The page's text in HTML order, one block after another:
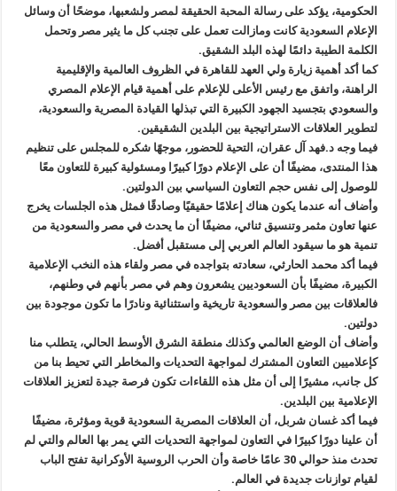
الحكومية، يؤكد على رسالة المحبة الحقيقة لمصر ولشعبها، موضحًا أن وسائل
الإعلام السعودية كانت ومازالت تعمل على تجنب كل ما يثير مصر وتحمل
الكلمة الطيبة دائمًا لهذه البلد الشقيق.
كما أكد أهمية زيارة ولي العهد للقاهرة في الظروف العالمية والإقليمية
الراهنة، واتفق مع رئيس الأعلى للإعلام على أهمية قيام الإعلام المصري
والسعودي بتجسيد الجهود الكبيرة التي تبذلها القيادة المصرية والسعودية،
لتطوير العلاقات الاستراتيجية بين البلدين الشقيقين.
فيما وجه د.فهد آل عقران، التحية للحضور، موجهًا شكره للمجلس على تنظيم
هذا المنتدى، مضيفًا أن على الإعلام دورًا كبيرًا ومسئولية كبيرة للتعاون معًا
للوصول إلى نفس حجم التعاون السياسي بين الدولتين.
وأضاف أنه عندما يكون هناك إعلامًا حقيقيًا وصادقًا فمثل هذه الجلسات يخرج
عنها تعاون مثمر وتنسيق ثنائي، مضيفًا أن ما يحدث في مصر والسعودية من
تنمية هو ما سيقود العالم العربي إلى مستقبل أفضل.
فيما أكد محمد الحارثي، سعادته بتواجده في مصر ولقاء هذه النخب الإعلامية
الكبيرة، مضيفًا بأن السعوديين يشعرون وهم في مصر بأنهم في وطنهم،
فالعلاقات بين مصر والسعودية تاريخية واستثنائية ونادرًا ما تكون موجودة بين
دولتين.
وأضاف أن الوضع العالمي وكذلك منطقة الشرق الأوسط الحالي، يتطلب منا
كإعلاميين التعاون المشترك لمواجهة التحديات والمخاطر التي تحيط بنا من
كل جانب، مشيرًا إلى أن مثل هذه اللقاءات تكون فرصة جيدة لتعزيز العلاقات
الإعلامية بين البلدين.
فيما أكد غسان شربل، أن العلاقات المصرية السعودية قوية ومؤثرة، مضيفًا
أن علينا دورًا كبيرًا في التعاون لمواجهة التحديات التي يمر بها العالم والتي لم
تحدث منذ حوالي 30 عامًا خاصة وأن الحرب الروسية الأوكرانية تفتح الباب
لقيام توازنات جديدة في العالم.